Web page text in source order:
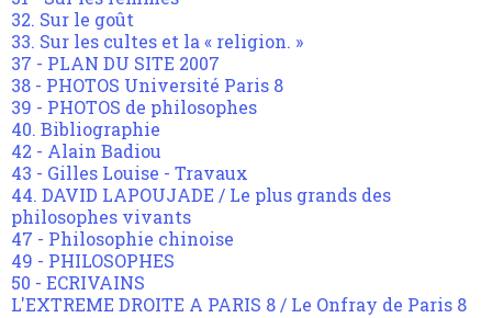
32. Sur le goût
33. Sur les cultes et la « religion. »
37 - PLAN DU SITE 2007
38 - PHOTOS Université Paris 8
39 - PHOTOS de philosophes
40. Bibliographie
42 - Alain Badiou
43 - Gilles Louise - Travaux
44. DAVID LAPOUJADE / Le plus grands des
philosophes vivants
47 - Philosophie chinoise
49 - PHILOSOPHES
50 - ECRIVAINS
L'EXTREME DROITE A PARIS 8 / Le Onfray de Paris 8